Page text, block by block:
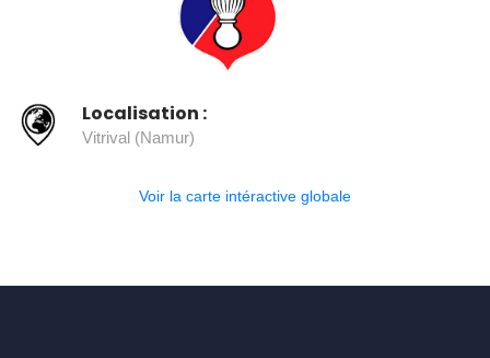
Localisation :
Vitrival (Namur)
Voir la carte intéractive globale